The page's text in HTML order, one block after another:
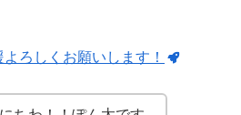
よろしくお願いします！